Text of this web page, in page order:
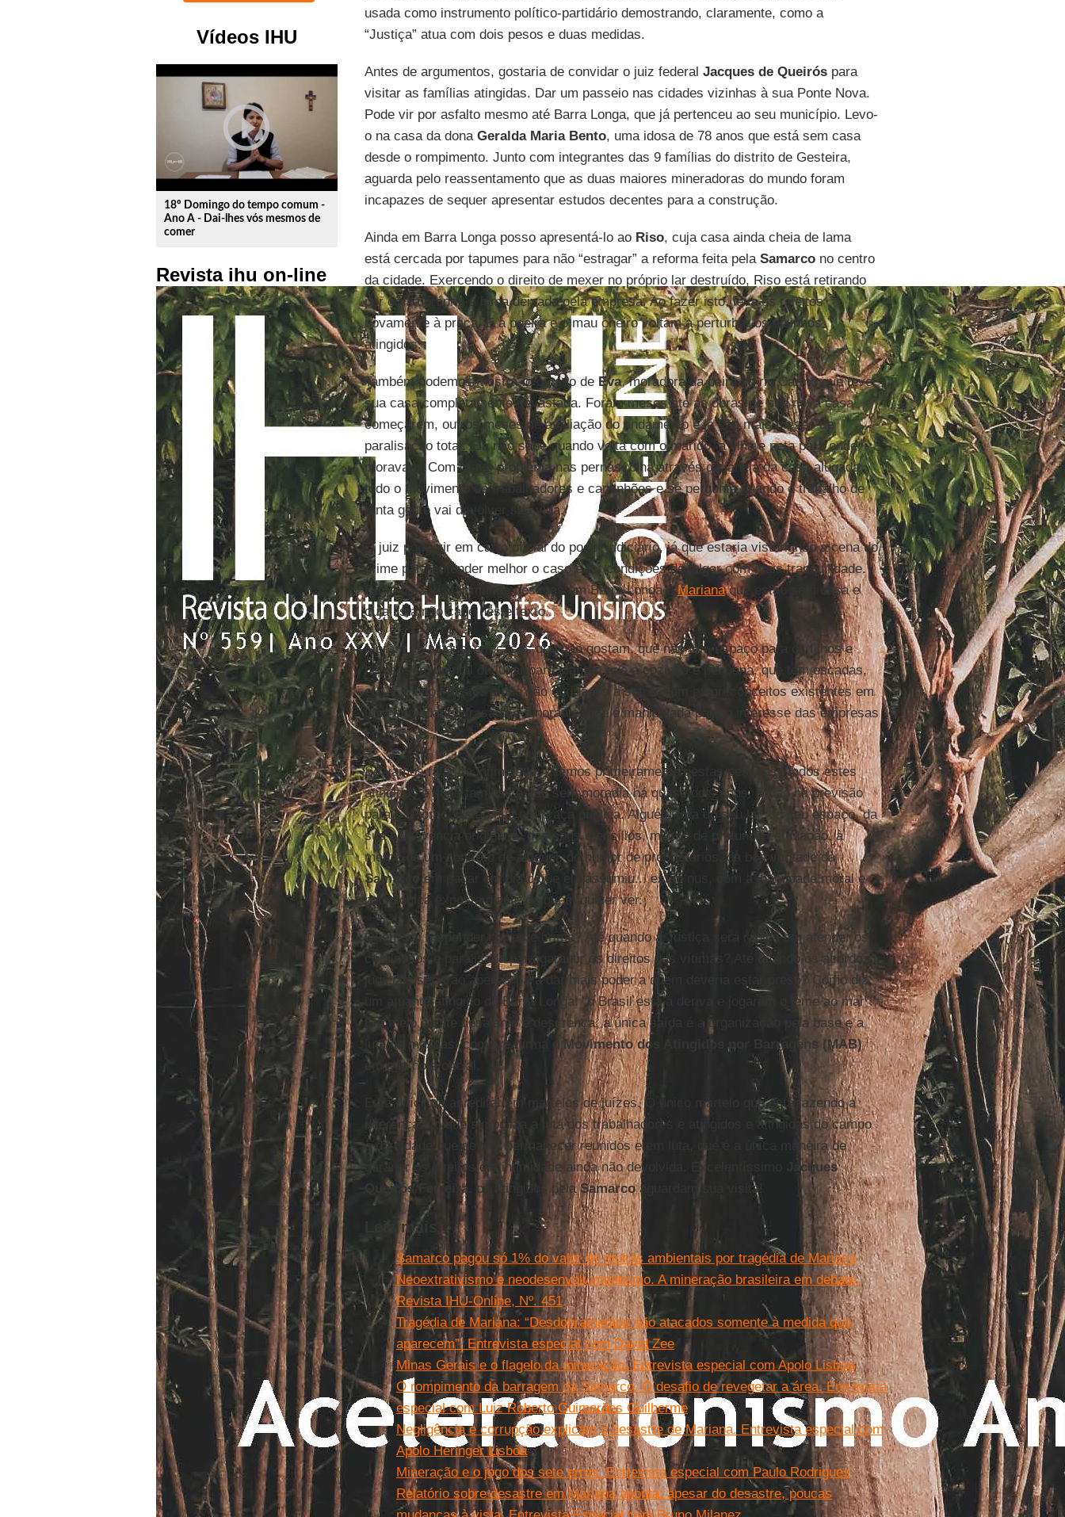
Vídeos IHU
play_circle_outline
18º Domingo do tempo comum -
Ano A - Dai-lhes vós mesmos de
comer
Revista ihu on-line
usada como instrumento político-partidário demostrando, claramente, como a
“Justiça” atua com dois pesos e duas medidas.
Antes de argumentos, gostaria de convidar o juiz federal Jacques de Queiróspara
visitar as famílias atingidas. Dar um passeio nas cidades vizinhas à sua Ponte Nova.
Pode vir por asfalto mesmo até Barra Longa, que já pertenceu ao seu município. Levo-
o na casa da dona Geralda Maria Bento, uma idosa de 78 anos que está sem casa
desde o rompimento. Junto com integrantes das 9 famílias do distrito de Gesteira,
aguarda pelo reassentamento que as duas maiores mineradoras do mundo foram
incapazes de sequer apresentar estudos decentes para a construção.
Ainda em Barra Longa posso apresentá-lo ao Riso, cuja casa ainda cheia de lama
está cercada por tapumes para não “estragar” a reforma feita pela Samarcono centro
da cidade. Exercendo o direito de mexer no próprio lar destruído, Riso está retirando
por conta própria a lama deixada pela empresa. Ao fazer isto, leva os rejeitos
novamente à praça. E a poeira e o mau cheiro voltam a perturbar os vizinhos
atingidos.
Também podemos mostrá-lo o caso de Eva, moradora da beira do rio Carmo que teve
sua casa completamente devastada. Foram meses até as obras de sua nova casa
começarem, outros meses de avaliação do andamento e já são mais meses de
paralisação total. Ela não sabe quando volta com o marido, a filha e neta para onde
moravam. Com grave problema nas pernas, olha através da janela da casa alugada
todo o movimento de trabalhadores e caminhões e se pergunta quando o trabalho de
tanta gente vai devolver sua vida.
O juiz pode vir em carro oficial do poder judiciário, já que estaria vistoriando a cena do
crime para entender melhor o caso e ter condições de julgar com mais tranquilidade.
Daria para visitar muitas pessoas em Barra Longa eMarianaque estão sem casa e
cuja lista não cabe neste texto.
Moram de aluguel em casas que não gostam, que não tem espaço para os filhos e
netos, sem quintal ou lugar para plantar, que a cozinha é pequena, que tem escadas,
etc. E muitos destes ainda são obrigados a sofrer com os preconceitos existentes em
uma sociedade atrasada e ignorante, que é manipulada para o interesse das empresas
criminosas.
Se vamos falar de intimidade, falemos primeiramente destas pessoas. Todos estes
atingidos e suas famílias estão sem moradia há quase dois anos. E não há previsão
para o retorno. Estão nus em praça pública. Alguém fora do seu lar, do seu espaço, da
sua convivência originária, dos seus utensílios, muitos de profunda estimação, à
mercê de um contrato de aluguel, do humor de proprietários, da boa vontade da
Samarco
em pagar em dia o que ela assumiu... estão nus, com a intimidade moral e
psicológica exposta diante de quem quiser ver.
Quem vai responder por este crime? Até quando a Justiça será rápida em atender os
criminosos e paralisada para garantir os direitos das vítimas? Até quando os acordos
judiciais servirão apenas para dar mais poder a quem deveria estar preso? Como diz
um atuante atingido de Barra Longa: “o Brasil está à deriva e jogaram o leme ao mar”.
Em meio a este desalento e descrença, a única saída é a organização pela base e a
luta de massas, como reafirma o
Movimento dos Atingidos por Barragens (MAB)
em sua nota oficial.
Está difícil de acreditar em martelos de juízes. O único martelo que está fazendo a
diferença é o que simboliza a luta dos trabalhadores e atingidos e atingidas do campo
e da cidade que devem permanecer reunidos e em luta, que é a única maneira de
garantir os direitos e a intimidade ainda não devolvida. Excelentíssimo
Jacques
Queirós Ferreira , os atingidos pelaSamarcoaguardam sua visita!
Leia mais
Samarco pagou só 1% do valor de multas ambientais por tragédia de Mariana
Neoextrativismo e neodesenvolvimentismo. A mineração brasileira em debate.
Revista IHU-Online, Nº. 451
Tragédia de Mariana: “Desdobramentos são atacados somente à medida que
aparecem”. Entrevista especial com David Zee
Minas Gerais e o flagelo da mineração. Entrevista especial com Apolo Lisboa
O rompimento da barragem da Samarco. O desafio de revegetar a área. Entrevista
especial com Luiz Roberto Guimarães Guilherme
Negligência e corrupção explicam o desastre de Mariana. Entrevista especial com
Apolo Heringer Lisboa
Mineração e o jogo dos sete erros. Entrevista especial com Paulo Rodrigues
Relatório sobre desastre em Mariana aponta: apesar do desastre, poucas